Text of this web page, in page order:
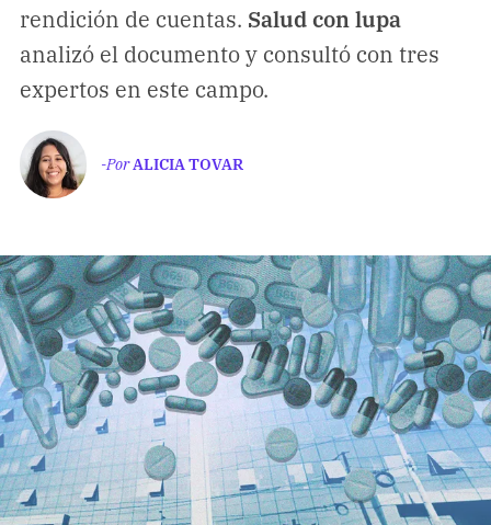
Salud mental
Género
FORMATOS
Opinión
Biblioterapia
Cartas y réplicas
APÓYANOS
Pon tu lupa sobre lo
que importa
rendición de cuentas. Salud con lupa
analizó el documento y consultó con tres
expertos en este campo.
-PorALICIA TOVAR